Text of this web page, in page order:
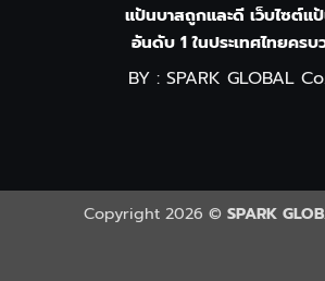
แป้นบาสถูกและดี เว็บไซต์แ
อันดับ 1 ในประเทศไทยครบ
BY : SPARK GLOBAL
Copyright 2026 © SPARK